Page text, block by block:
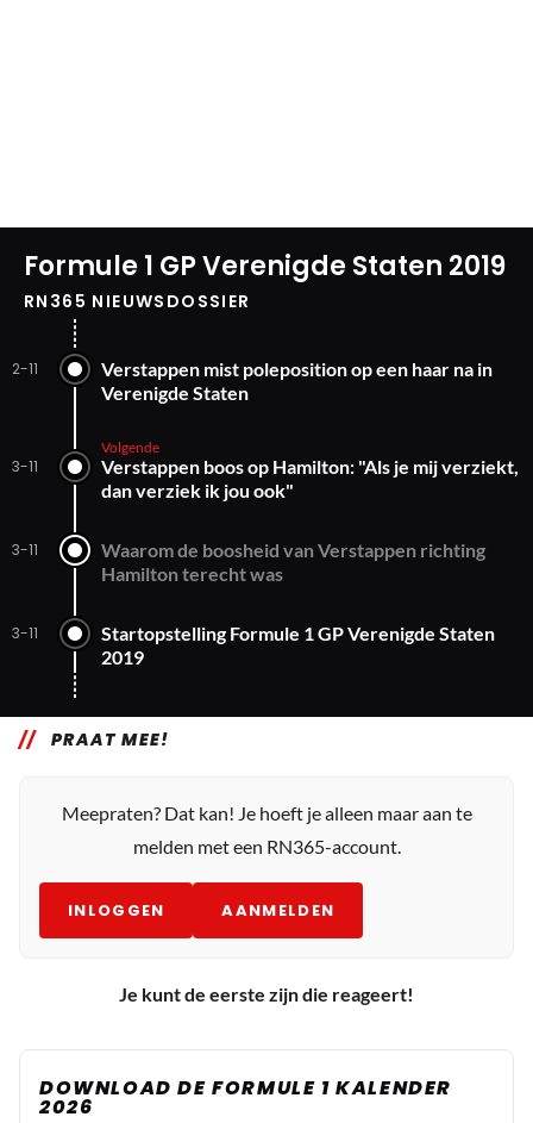
Formule 1 GP Verenigde Staten 2019
RN365 NIEUWSDOSSIER
2-11
Verstappen mist poleposition op een haar na in
Verenigde Staten
3-11
Volgende
Verstappen boos op Hamilton: "Als je mij verziekt,
dan verziek ik jou ook"
3-11
Waarom de boosheid van Verstappen richting
Hamilton terecht was
3-11
Startopstelling Formule 1 GP Verenigde Staten
2019
PRAAT MEE!
Meepraten? Dat kan! Je hoeft je alleen maar aan te
melden met een RN365-account.
INLOGGEN AANMELDEN
Je kunt de eerste zijn die reageert!
DOWNLOAD DE FORMULE 1 KALENDER
2026